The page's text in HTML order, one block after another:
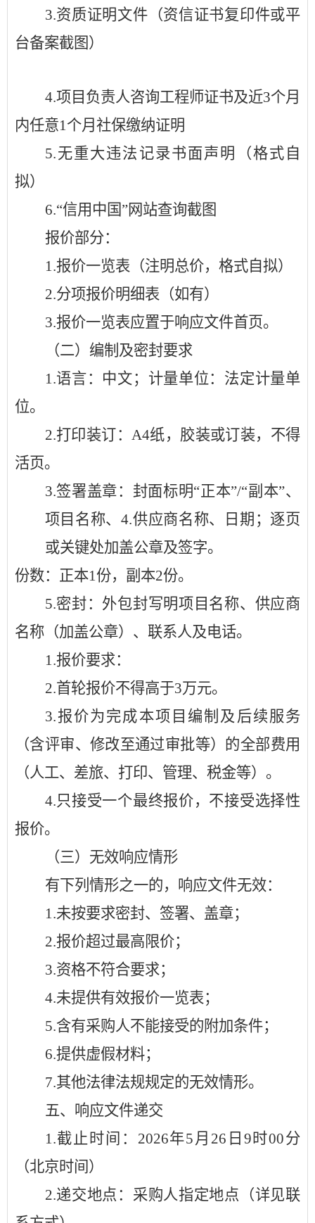
3.资质证明文件（资信证书复印件或平
台备案截图）
4.项目负责人咨询工程师证书及近3个月
内任意1个月社保缴纳证明
5.无重大违法记录书面声明（格式自
拟）
6.“信用中国”网站查询截图
报价部分：
1.报价一览表（注明总价，格式自拟）
2.分项报价明细表（如有）
3.报价一览表应置于响应文件首页。
（二）编制及密封要求
1.语言：中文；计量单位：法定计量单
位。
2.打印装订：A4纸，胶装或订装，不得
活页。
3.签署盖章：封面标明“正本”/“副本”、
项目名称、4.供应商名称、日期；逐页
或关键处加盖公章及签字。
份数：正本1份，副本2份。
5.密封：外包封写明项目名称、供应商
名称（加盖公章）、联系人及电话。
1.报价要求：
2.首轮报价不得高于3万元。
3.报价为完成本项目编制及后续服务
（含评审、修改至通过审批等）的全部费用
（人工、差旅、打印、管理、税金等）。
4.只接受一个最终报价，不接受选择性
报价。
（三）无效响应情形
有下列情形之一的，响应文件无效：
1.未按要求密封、签署、盖章；
2.报价超过最高限价；
3.资格不符合要求；
4.未提供有效报价一览表；
5.含有采购人不能接受的附加条件；
6.提供虚假材料；
7.其他法律法规规定的无效情形。
五、响应文件递交
1.截止时间： 2026年5月26日 9 时00分
（北京时间）
2.递交地点：采购人指定地点（详见联